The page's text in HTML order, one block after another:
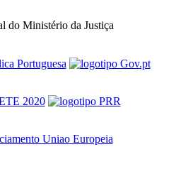
do Ministério da Justiça